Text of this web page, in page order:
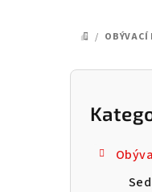
DOMŮ
/ OBÝVACÍ
P
Přeskočit
kategorie